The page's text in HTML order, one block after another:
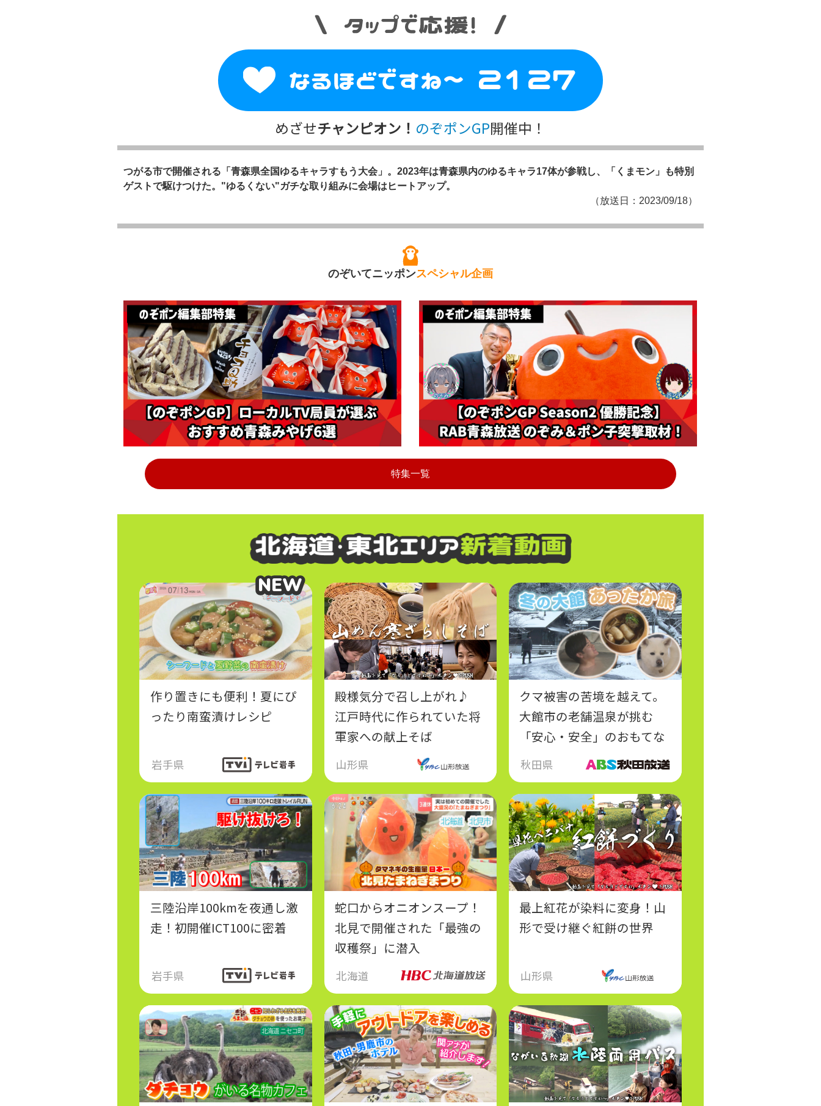
めざせチャンピオン！ のぞポンGP開催中！
つがる市で開催される「青森県全国ゆるキャラすもう大会」。2023年は青森県内のゆるキャラ17体が参戦し、「くまモン」も特別
ゲストで駆けつけた。"ゆるくない"ガチな取り組みに会場はヒートアップ。
（放送日：2023/09/18）
のぞいてニッポンスペシャル企画
特集一覧
作り置きにも便利！夏にぴ
ったり南蛮漬けレシピ
岩手県
NEW
NEW
殿様気分で召し上がれ♪
江戸時代に作られていた将
軍家への献上そば
山形県
クマ被害の苦境を越えて。
大館市の老舗温泉が挑む
「安心・安全」のおもてな
し
秋田県
三陸沿岸100kmを夜通し激
走！初開催ICT100に密着
岩手県
蛇口からオニオンスープ！
北見で開催された「最強の
収穫祭」に潜入
北海道
最上紅花が染料に変身！山
形で受け継ぐ紅餅の世界
山形県